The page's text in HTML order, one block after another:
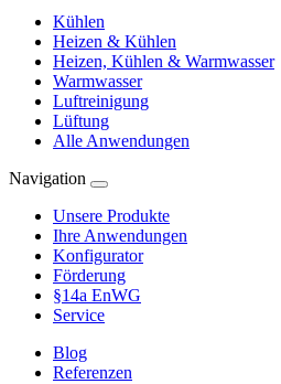
Kühlen
Heizen & Kühlen
Heizen, Kühlen & Warmwasser
Warmwasser
Luftreinigung
Lüftung
Alle Anwendungen
Navigation
Unsere Produkte
Ihre Anwendungen
Konfigurator
Förderung
§14a EnWG
Service
Blog
Referenzen